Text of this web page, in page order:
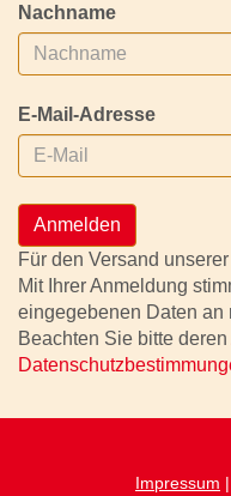
Nachname
E-Mail-Adresse
Anmelden
Für den Versand
Mit Ihrer Anmeldung
eingegebenen Daten an
Beachten Sie bitte deren
Impressum |